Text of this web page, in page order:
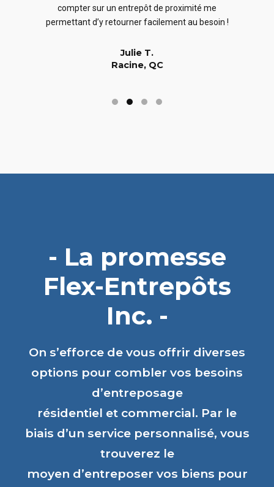
compter sur un entrepôt de proximité me
permettant d’y retourner facilement au besoin !
Julie T.
Racine, QC
- La promesse
Flex-Entrepôts
Inc. -
On s’efforce de vous offrir diverses
options pour combler vos besoins
d’entreposage
résidentiel et commercial. Par le
biais d’un service personnalisé, vous
trouverez le
moyen d’entreposer vos biens pour